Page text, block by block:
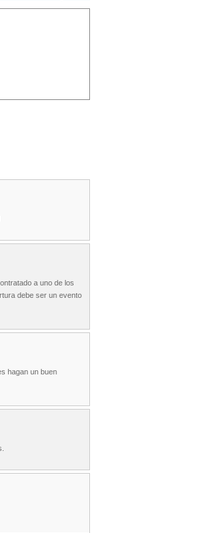
a uno de los
debe ser un evento
hagan un buen